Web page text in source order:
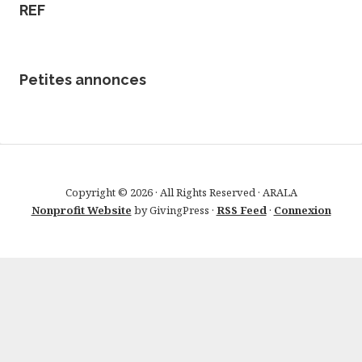
REF
Petites annonces
Copyright © 2026 · All Rights Reserved · ARALA
Nonprofit Website by GivingPress · RSS Feed· Connexion